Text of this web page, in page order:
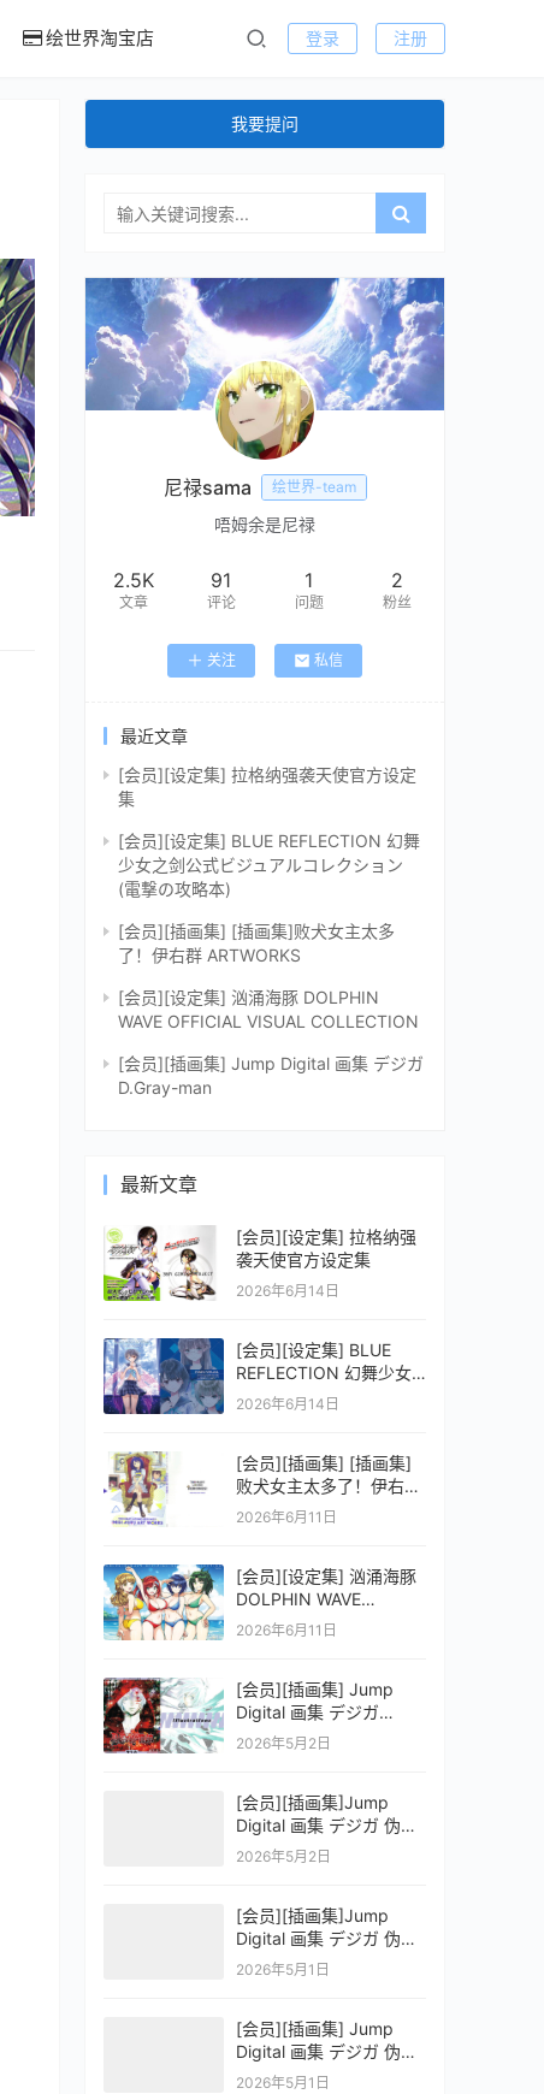
绘世界淘宝店 登录 注册
我要提问
尼禄sama 绘世界-team
唔姆余是尼禄
2.5K
文章
91
评论
1
问题
2
粉丝
关注 私信
最近文章
[会员][设定集] 拉格纳强袭天使官方设定
集
[会员][设定集] BLUE REFLECTION 幻舞
少女之剑公式ビジュアルコレクション
(電撃の攻略本)
[会员][插画集] [插画集]败犬女主太多
了！伊右群 ARTWORKS
[会员][设定集] 汹涌海豚 DOLPHIN
WAVE OFFICIAL VISUAL COLLECTION
[会员][插画集] Jump Digital 画集 デジガ
D.Gray-man
最新文章
[会员][设定集] 拉格纳强
袭天使官方设定集
2026年6月14日
[会员][设定集] BLUE
REFLECTION 幻舞少女
之剑公式ビジュアルコレ
2026年6月14日
[会员][插画集] [插画集]
败犬女主太多了！伊右群
ARTWORKS
2026年6月11日
[会员][设定集] 汹涌海豚
DOLPHIN WAVE
OFFICIAL VISUAL
2026年6月11日
[会员][插画集] Jump
Digital 画集 デジガ
D.Gray-man
2026年5月2日
[会员][插画集]Jump
Digital 画集 デジガ 伪恋
ニセコイ 3
2026年5月2日
[会员][插画集]Jump
Digital 画集 デジガ 伪恋
ニセコイ 2
2026年5月1日
[会员][插画集] Jump
Digital 画集 デジガ 伪恋
ニセコイ 1
2026年5月1日